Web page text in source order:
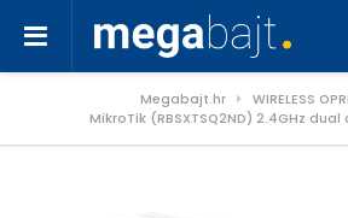
Megabajt.hr
WIRELESS
MikroTik (RBSXTSQ2ND) 2.4GHz dual